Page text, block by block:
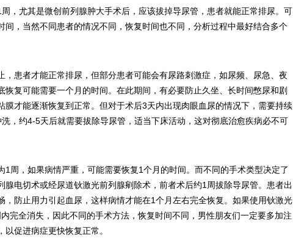
，尤其是微创前列腺肿大手术后，应该拔掉导尿管，患者就能正常排尿。可
间，当然不同患者的情况不同，恢复时间也不同，分析过程中最好结合多个
，患者才能正常排尿，但部分患者可能会有尿路刺激症，如尿频、尿急、夜
恢复可能需要一个月的时间。在此期间，有必要防止久坐、长时间憋尿和剧
膜才能逐渐恢复到正常。但对于术后3天内出现肉眼血尿的情况下，需要持续
，约4-5天后就需要拔除导尿管，适当下床活动，这对彻底治愈疾病必不可
1周，如果病情严重，可能需要恢复1个月的时间。而不同的手术类型决定了
电切术或经尿道钬激光前列腺剜除术，前者术后约1周拔除导尿管。患者出
，防止用力引起血尿，这样病情才能在1个月左右完全恢复。如果使用钬激光
完全消失，因此不同的手术方法，恢复时间不同，男性朋友们一定要多加注
促进病症更快恢复正常。